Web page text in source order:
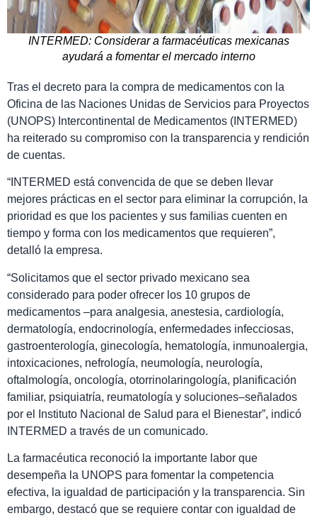
INTERMED: Considerar a farmacéuticas mexicanas
ayudará a fomentar el mercado interno
Tras el decreto para la compra de medicamentos con la
Oficina de las Naciones Unidas de Servicios para Proyectos
(UNOPS) Intercontinental de Medicamentos (INTERMED)
ha reiterado su compromiso con la transparencia y rendición
de cuentas.
“INTERMED está convencida de que se deben llevar
mejores prácticas en el sector para eliminar la corrupción, la
prioridad es que los pacientes y sus familias cuenten en
tiempo y forma con los medicamentos que requieren”,
detalló la empresa.
“Solicitamos que el sector privado mexicano sea
considerado para poder ofrecer los 10 grupos de
medicamentos –para analgesia, anestesia, cardiología,
dermatología, endocrinología, enfermedades infecciosas,
gastroenterología, ginecología, hematología, inmunoalergia,
intoxicaciones, nefrología, neumología, neurología,
oftalmología, oncología, otorrinolaringología, planificación
familiar, psiquiatría, reumatología y soluciones–señalados
por el Instituto Nacional de Salud para el Bienestar”, indicó
INTERMED a través de un comunicado.
La farmacéutica reconoció la importante labor que
desempeña la UNOPS para fomentar la competencia
efectiva, la igualdad de participación y la transparencia. Sin
embargo, destacó que se requiere contar con igualdad de